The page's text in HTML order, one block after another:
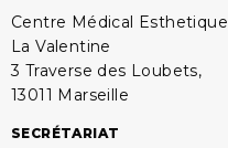
Centre Médical Esthetique
La Valentine
3 Traverse des Loubets,
13011 Marseille
SECRÉTARIAT